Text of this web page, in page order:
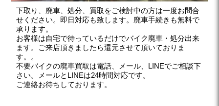
下取り、廃車、処分、買取をご検討中の方は一度お問合
せください。即日対応も致します。廃車手続きも無料で
承ります。
お客様は自宅で待っているだけでバイク廃車・処分出来
ます。ご来店頂きましたら還元させて頂いておりま
す。。
不要バイクの廃車買取は電話、メール、LINEでご相談下
さい。メールとLINEは24時間対応です。
ご連絡お待ちしております。